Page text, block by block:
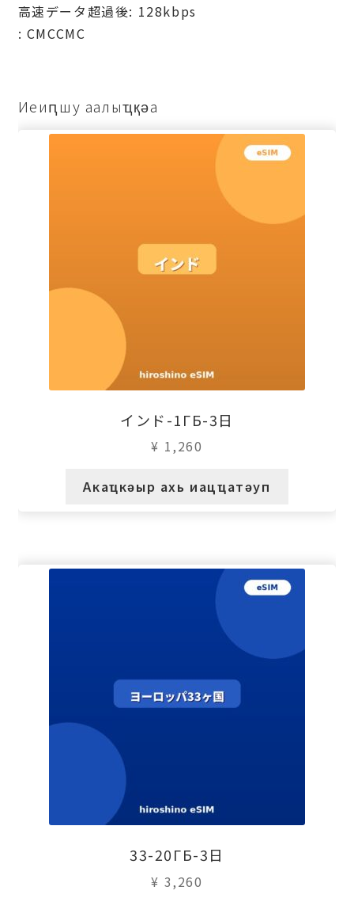
高速データ超過後: 128kbps
: СМССМС
Иеиԥшу аалыҵқәа
インド-1ГБ-3日
¥ 1,260
Акаҵкәыр ахь иацҵатәуп
33-20ГБ-3日
¥ 3,260